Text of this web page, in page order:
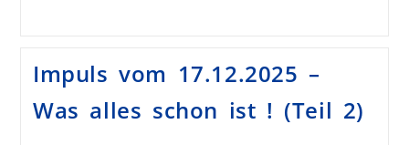
Impuls vom 17.12.2025 –
Was alles schon ist ! (Teil 2)